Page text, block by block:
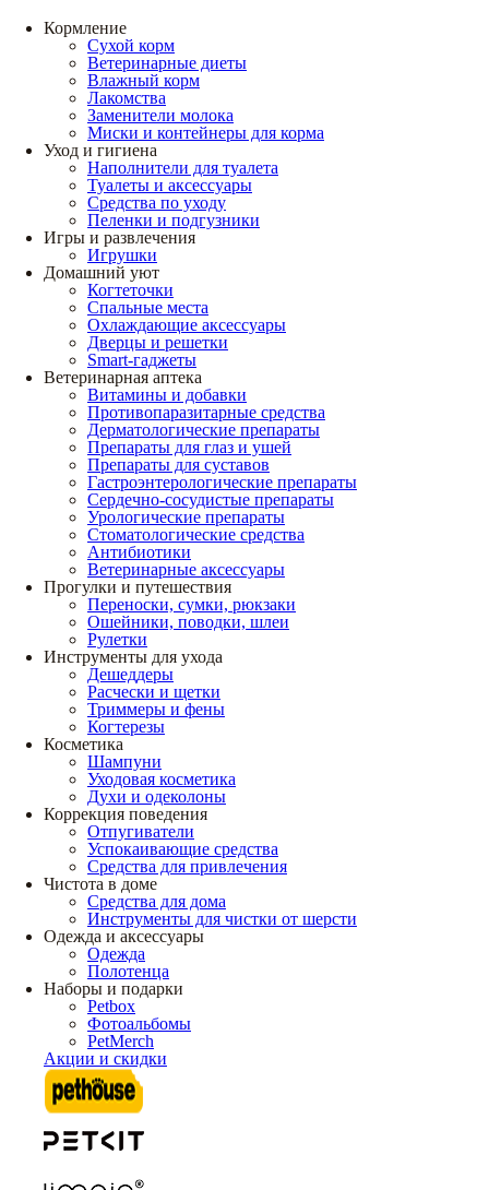
Кормление
Сухой корм
Ветеринарные диеты
Влажный корм
Лакомства
Заменители молока
Миски и контейнеры для корма
Уход и гигиена
Наполнители для туалета
Туалеты и аксессуары
Средства по уходу
Пеленки и подгузники
Игры и развлечения
Игрушки
Домашний уют
Когтеточки
Спальные места
Охлаждающие аксессуары
Дверцы и решетки
Smart-гаджеты
Ветеринарная аптека
Витамины и добавки
Противопаразитарные средства
Дерматологические препараты
Препараты для глаз и ушей
Препараты для суставов
Гастроэнтерологические препараты
Сердечно-сосудистые препараты
Урологические препараты
Стоматологические средства
Антибиотики
Ветеринарные аксессуары
Прогулки и путешествия
Переноски, сумки, рюкзаки
Ошейники, поводки, шлеи
Рулетки
Инструменты для ухода
Дешеддеры
Расчески и щетки
Триммеры и фены
Когтерезы
Косметика
Шампуни
Уходовая косметика
Духи и одеколоны
Коррекция поведения
Отпугиватели
Успокаивающие средства
Средства для привлечения
Чистота в доме
Средства для дома
Инструменты для чистки от шерсти
Одежда и аксессуары
Одежда
Полотенца
Наборы и подарки
Petbox
Фотоальбомы
PetMerch
Акции и скидки